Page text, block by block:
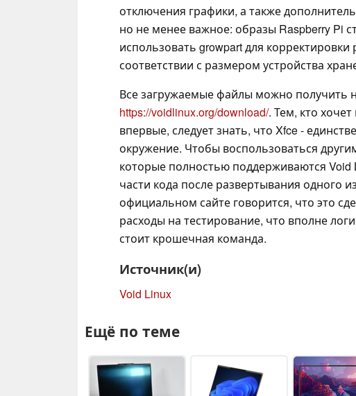
отключения графики, а также
но не менее важное: образы Raspberry Pi
использовать growpart для
соответствии с размером устройства
Все загружаемые файлы можно получить
https://voidlinux.org/download/. Тем, кто
впервые, следует знать, что Xfce -
окружение. Чтобы воспользоваться
которые полностью поддерживаются Void
части кода после развертывания одного
официальном сайте говорится, что это
расходы на тестирование, что вполне
стоит крошечная команда.
Источник(и)
Void Linux
Ещё по теме